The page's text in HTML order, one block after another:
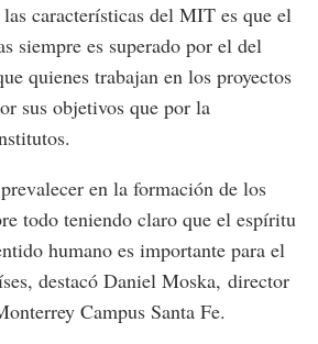
características del MIT es que el
siempre es superado por el del
quienes trabajan en los proyectos
sus objetivos que por la
en la formación de los
todo teniendo claro que el espíritu
humano es importante para el
destacó Daniel Moska, director
Campus Santa Fe.